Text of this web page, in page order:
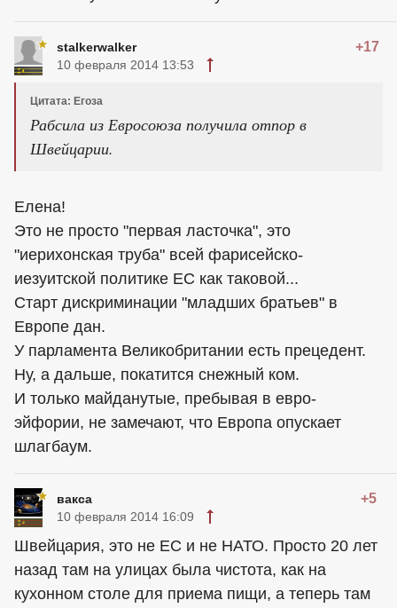
stalkerwalker +17
10 февраля 2014 13:53
Цитата: Егоза
Рабсила из Евросоюза получила отпор в
Швейцарии.
Елена!
Это не просто "первая ласточка", это
"иерихонская труба" всей фарисейско-
иезуитской политике ЕС как таковой...
Старт дискриминации "младших братьев" в
Европе дан.
У парламента Великобритании есть прецедент.
Ну, а дальше, покатится снежный ком.
И только майданутые, пребывая в евро-
эйфории, не замечают, что Европа опускает
шлагбаум.
вакса +5
10 февраля 2014 16:09
Швейцария, это не ЕС и не НАТО. Просто 20 лет
назад там на улицах была чистота, как на
кухонном столе для приема пищи, а теперь там